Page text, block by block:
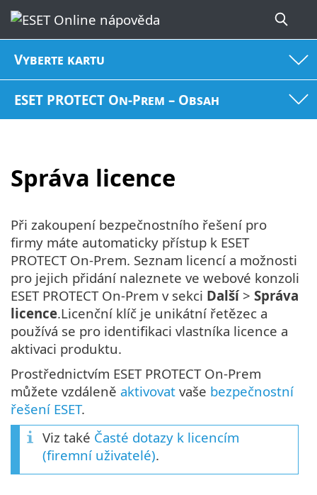
Vyberte kartu
ESET PROTECT On-Prem – Obsah
Správa licence
Při zakoupení bezpečnostního řešení pro
firmy máte automaticky přístup k ESET
PROTECT On-Prem. Seznam licencí a možnosti
pro jejich přidání naleznete ve webové konzoli
ESET PROTECT On-Prem v sekci Další> Správa
licence.Licenční klíč je unikátní řetězec a
používá se pro identifikaci vlastníka licence a
aktivaci produktu.
Prostřednictvím ESET PROTECT On-Prem
můžete vzdáleně aktivovat vaše bezpečnostní
řešení ESET.
Viz také Časté dotazy k licencím
(firemní uživatelé).